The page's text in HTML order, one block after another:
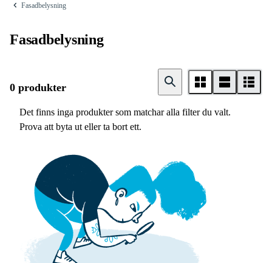
Fasadbelysning
Fasadbelysning
0 produkter
Det finns inga produkter som matchar alla filter du valt.
Prova att byta ut eller ta bort ett.